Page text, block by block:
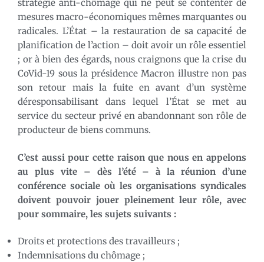
stratégie anti-chômage qui ne peut se contenter de
mesures macro-économiques mêmes marquantes ou
radicales. L’État – la restauration de sa capacité de
planification de l’action – doit avoir un rôle essentiel
; or à bien des égards, nous craignons que la crise du
CoVid-19 sous la présidence Macron illustre non pas
son retour mais la fuite en avant d’un système
déresponsabilisant dans lequel l’État se met au
service du secteur privé en abandonnant son rôle de
producteur de biens communs.
C’est aussi pour cette raison que nous en appelons
au plus vite – dès l’été – à la réunion d’une
conférence sociale où les organisations syndicales
doivent pouvoir jouer pleinement leur rôle, avec
pour sommaire, les sujets suivants :
Droits et protections des travailleurs ;
Indemnisations du chômage ;